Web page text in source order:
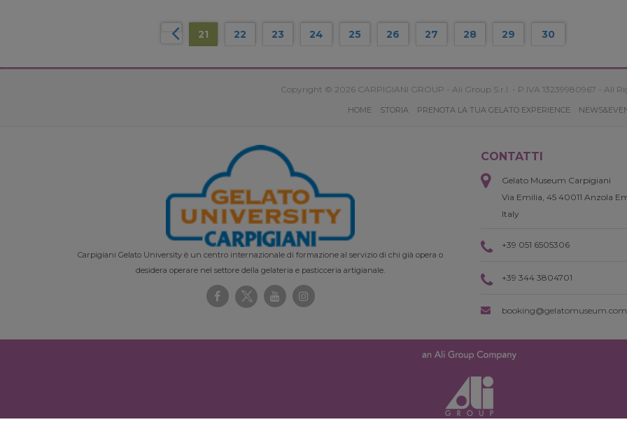
21 22 23 24 25 26 27 28 29 30
Copyright © 2026 CARPIGIANI GROUP - Ali Group S.r.l. - P.IVA 13239980967 - All
HOME STORIA PRENOTA LA TUA GELATO EXPERIENCE
Carpigiani Gelato University è un centro internazionale di formazione al servizio di chi già opera o
desidera operare nel settore della gelateria e pasticceria artigianale.
CONTATTI
Gelato Museum Carpigiani
Via Emilia, 45 40011 Anzola
Italy
+39 051 6505306
+39 344 3804701
booking@gelatomuseum.com